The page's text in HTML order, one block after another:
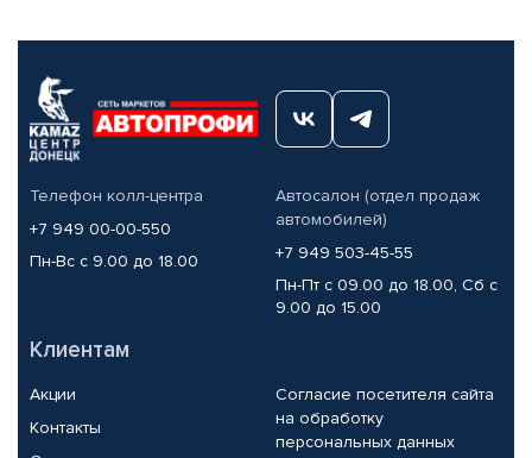
Телефон колл-центра
+7 949 00-00-550
Пн-Вс с 9.00 до 18.00
Автосалон (отдел продаж
автомобилей)
+7 949 503-45-55
Пн-Пт с 09.00 до 18.00, Сб с
9.00 до 15.00
Клиентам
Акции
Контакты
Согласие посетителя сайта
на обработку
персональных данных